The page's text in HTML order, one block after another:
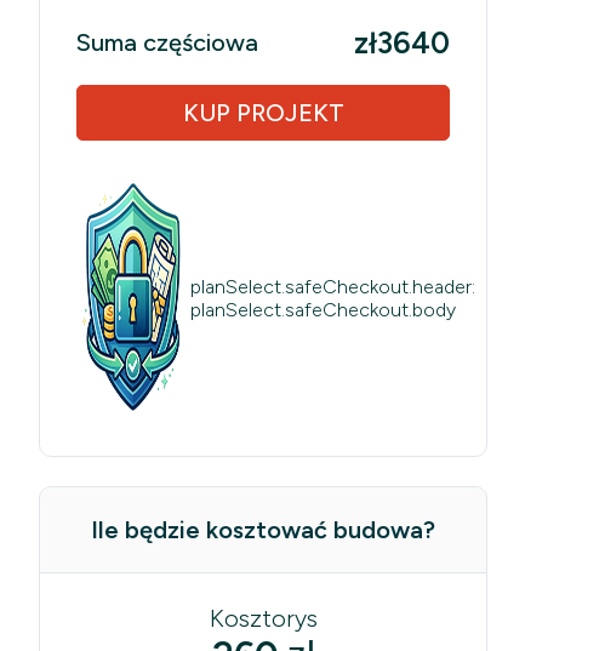
Suma częściowa zł3640
KUP PROJEKT
planSelect.safeCheckout.header:
planSelect.safeCheckout.body
Ile będzie kosztować budowa?
Kosztorys